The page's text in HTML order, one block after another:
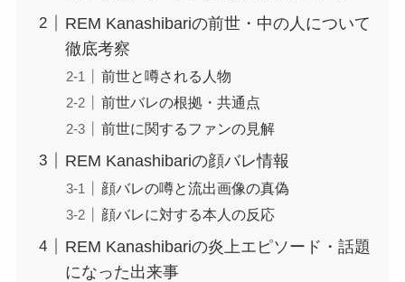
REM Kanashibariの前世・中の人について
徹底考察
前世と噂される人物
前世バレの根拠・共通点
前世に関するファンの見解
REM Kanashibariの顔バレ情報
顔バレの噂と流出画像の真偽
顔バレに対する本人の反応
REM Kanashibariの炎上エピソード・話題
になった出来事